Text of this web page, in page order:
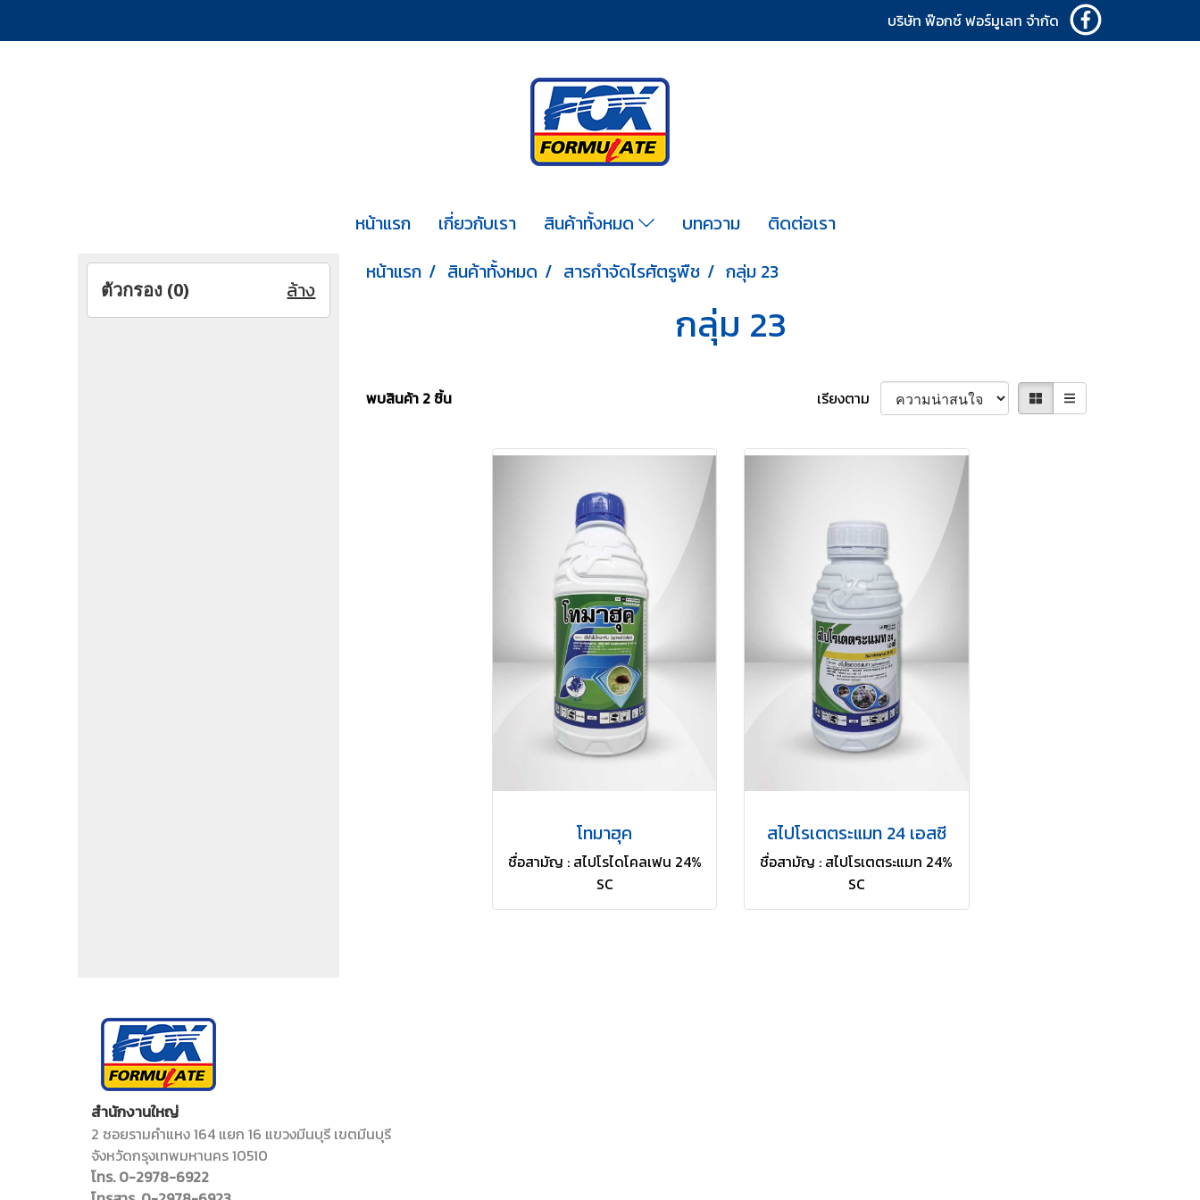
บริษัท ฟ๊อกซ์ ฟอร์มูเลท จำกัด
หน้าแรก เกี่ยวกับเรา สินค้าทั้งหมด บทความ
ติดต่อเรา
หน้าแรก
สินค้าทั้งหมด สารกำจัดไรศัตรูพืช กลุ่ม 23
กลุ่ม 23
พบสินค้า 2 ชิ้น เรียงตาม
โทมาฮุค
ชื่อสามัญ : สไปโรไดโคลเฟน 24%
SC
สไปโรเตตระแมท 24 เอสซี
ชื่อสามัญ : สไปโรเตตระแมท 24%
SC
ตัวกรอง (0) ล้าง
สำนักงานใหญ่
2 ซอยรามคำแหง 164 แยก 16 แขวงมีนบุรี เขตมีนบุรี
จังหวัดกรุงเทพมหานคร 10510
โทร. 0-2978-6922